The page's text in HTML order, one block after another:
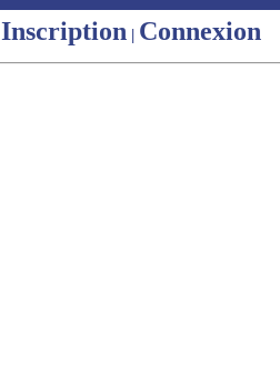
Inscription | Connexion